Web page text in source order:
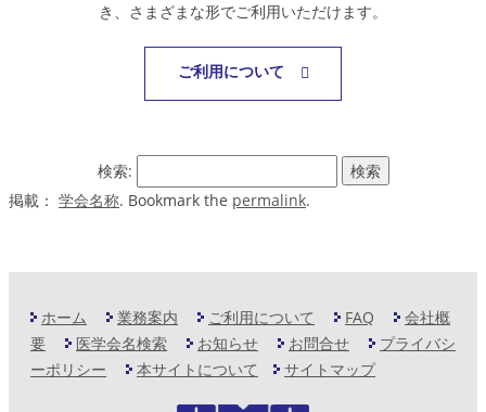
き、さまざまな形でご利用いただけます。
ご利用について
検索:
掲載： 学会名称. Bookmark the permalink.
ホーム 業務案内 ご利用について FAQ
会社概
要
医学会名検索 お知らせ お問合せ
プライバシ
ーポリシー
本サイトについて サイトマップ